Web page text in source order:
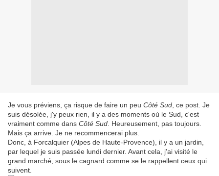
Je vous préviens, ça risque de faire un peu Côté Sud , ce post. Je
suis désolée, j'y peux rien, il y a des moments où le Sud, c'est
vraiment comme dans Côté Sud . Heureusement, pas toujours.
Mais ça arrive. Je ne recommencerai plus.
Donc, à Forcalquier (Alpes de Haute-Provence), il y a un jardin,
par lequel je suis passée lundi dernier. Avant cela, j'ai visité le
grand marché, sous le cagnard comme se le rappellent ceux qui
suivent.